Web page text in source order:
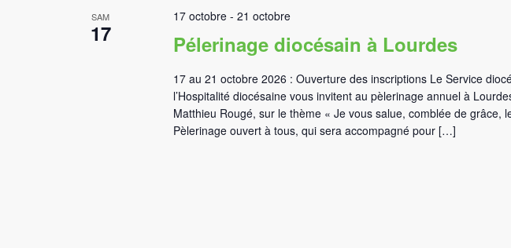
SAM
17 Pélerinage diocésain à Lourdes
17 octobre- 21 octobre
17 au 21 octobre 2026 : Ouverture des inscriptions Le Service
l’Hospitalité diocésaine vous invitent au pèlerinage annuel à
Matthieu Rougé, sur le thème « Je vous salue, comblée de grâce,
Pèlerinage ouvert à tous, qui sera accompagné pour […]